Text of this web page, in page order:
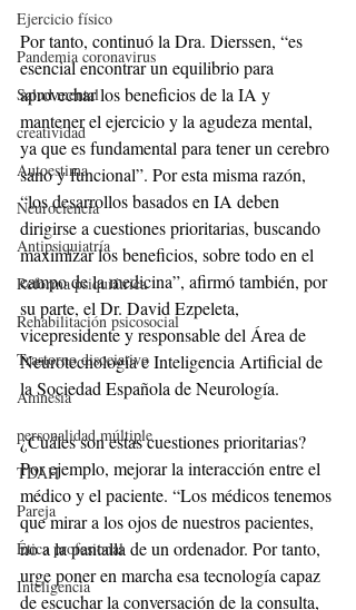
Ejercicio físico
Pandemia coronavirus
Salud mental
creatividad
Autoestima
Neurociencia
Antipsiquiatría
Reforma psiquiátrica
Rehabilitación psicosocial
Trastorno disociativo
Amnesia
personalidad múltiple
TDAH
Pareja
Ética profesional
Inteligencia
Por tanto, continuó la Dra. Dierssen, “es
esencial encontrar un equilibrio para
aprovechar los beneficios de la IA y
mantener el ejercicio y la agudeza mental,
ya que es fundamental para tener un cerebro
sano y funcional”. Por esta misma razón,
“los desarrollos basados en IA deben
dirigirse a cuestiones prioritarias, buscando
maximizar los beneficios, sobre todo en el
campo de la medicina”, afirmó también, por
su parte, el Dr. David Ezpeleta,
vicepresidente y responsable del Área de
Neurotecnología e Inteligencia Artificial de
la Sociedad Española de Neurología.
¿Cuáles son estas cuestiones prioritarias?
Por ejemplo, mejorar la interacción entre el
médico y el paciente. “Los médicos tenemos
que mirar a los ojos de nuestros pacientes,
no a la pantalla de un ordenador. Por tanto,
urge poner en marcha esa tecnología capaz
de escuchar la conversación de la consulta,